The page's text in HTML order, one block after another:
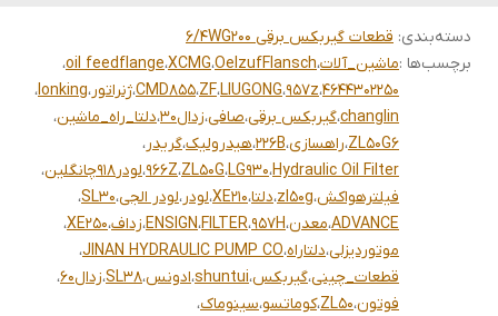
دسته‌بندی: قطعات گیربکس برقی 6/4WG200
برچسب‌ها :ماشین_آلات،OelzufFlansch،XCMG،oil feedflange،
4644302250،957z،LIUGONG،ZF،CMD855،ژنراتور،lonking،
changlin،گیربکس برقی،صافی،زدال30 ،دلتا_راه_ماشین،
ZL50G6،راهسازی،226B،هیدرولیک،گریدر،
Hydraulic Oil Filter،LG930،ZL50G،966Z،لودر918چانگلین
،
فیلترهواکش،zl50g،دلتا،XE210،لودر،لودر الجی،SL30،
ADVANCE،معدن،957H،FILTER،ENSIGN،زداف،XE250،
موتوردیزلی،دلتاراه،JINAN HYDRAULIC PUMP CO،
قطعات_چینی،گیربکس،shuntui،ادونس،SL38،زدال60
،
فوتون،ZL50،کوماتسو،سینوماک،